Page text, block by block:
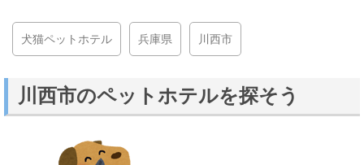
犬猫ペットホテル 兵庫県 川西市
川西市のペットホテルを探そう